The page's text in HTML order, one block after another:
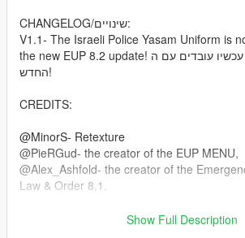
CHANGELOG/שינויים:
V1.1- The Israeli Police Yasam Uniform is
the new EUP 8.2 update! מדי היס"מ עכשיו עובדים עם ה-EUP 8.2
החדש!
CREDITS:
@MinorS- Retexture
@PieRGud- the creator of the EUP MENU,
@Alex_Ashfold- the creator of the
Law & Order 8.1.
Show Full Description